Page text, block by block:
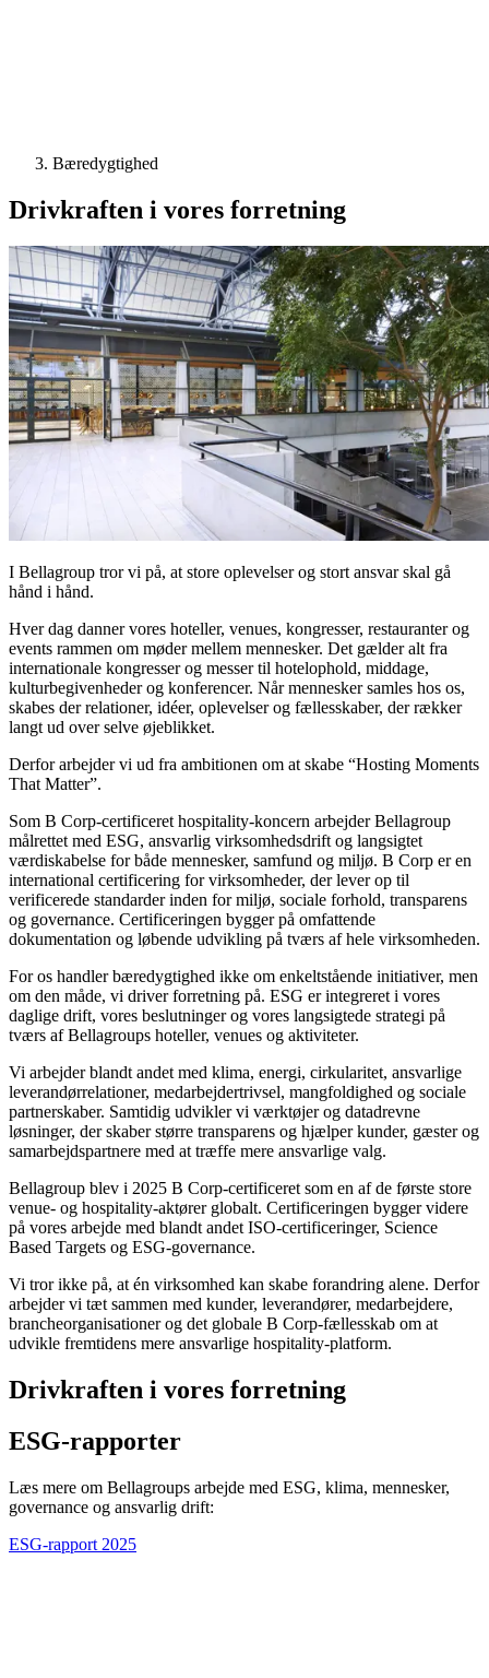
Bæredygtighed
Drivkraften i vores forretning
I Bellagroup tror vi på, at store oplevelser og stort ansvar skal gå
hånd i hånd.
Hver dag danner vores hoteller, venues, kongresser, restauranter og
events rammen om møder mellem mennesker. Det gælder alt fra
internationale kongresser og messer til hotelophold, middage,
kulturbegivenheder og konferencer. Når mennesker samles hos os,
skabes der relationer, idéer, oplevelser og fællesskaber, der rækker
langt ud over selve øjeblikket.
Derfor arbejder vi ud fra ambitionen om at skabe “Hosting Moments
That Matter”.
Som B Corp-certificeret hospitality-koncern arbejder Bellagroup
målrettet med ESG, ansvarlig virksomhedsdrift og langsigtet
værdiskabelse for både mennesker, samfund og miljø. B Corp er en
international certificering for virksomheder, der lever op til
verificerede standarder inden for miljø, sociale forhold, transparens
og governance. Certificeringen bygger på omfattende
dokumentation og løbende udvikling på tværs af hele virksomheden.
For os handler bæredygtighed ikke om enkeltstående initiativer, men
om den måde, vi driver forretning på. ESG er integreret i vores
daglige drift, vores beslutninger og vores langsigtede strategi på
tværs af Bellagroups hoteller, venues og aktiviteter.
Vi arbejder blandt andet med klima, energi, cirkularitet, ansvarlige
leverandørrelationer, medarbejdertrivsel, mangfoldighed og sociale
partnerskaber. Samtidig udvikler vi værktøjer og datadrevne
løsninger, der skaber større transparens og hjælper kunder, gæster og
samarbejdspartnere med at træffe mere ansvarlige valg.
Bellagroup blev i 2025 B Corp-certificeret som en af de første store
venue- og hospitality-aktører globalt. Certificeringen bygger videre
på vores arbejde med blandt andet ISO-certificeringer, Science
Based Targets og ESG-governance.
Vi tror ikke på, at én virksomhed kan skabe forandring alene. Derfor
arbejder vi tæt sammen med kunder, leverandører, medarbejdere,
brancheorganisationer og det globale B Corp-fællesskab om at
udvikle fremtidens mere ansvarlige hospitality-platform.
Drivkraften i vores forretning
ESG-rapporter
Læs mere om Bellagroups arbejde med ESG, klima, mennesker,
governance og ansvarlig drift:
ESG-rapport 2025